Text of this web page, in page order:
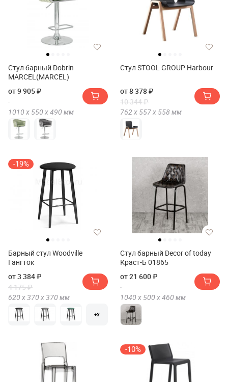
Стул барный Dobrin
MARCEL(MARCEL)
от 9 905 ₽
1010 х 550 х490 мм
Стул STOOL GROUP Harbour
от 8 378 ₽
10 344 ₽
762 х 557 х 558мм
-19%
Барный стул Woodville
Гангток
от 3 384 ₽
4 175 ₽
620 х370 х370 мм
+3
Стул барный Decor of today
Краст-Б 01865
от 21 600 ₽
1040 х 500 х460 мм
-10%